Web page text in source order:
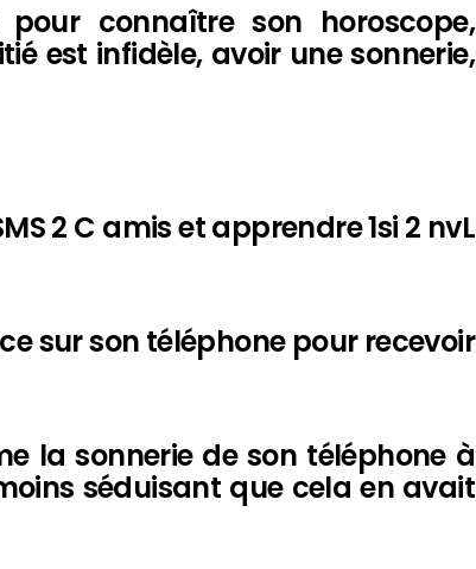
connaître son horoscope,
est infidèle, avoir une sonnerie,
2 C amis et apprendre 1si 2 nvL
sur son téléphone pour recevoir
la sonnerie de son téléphone à
séduisant que cela en avait